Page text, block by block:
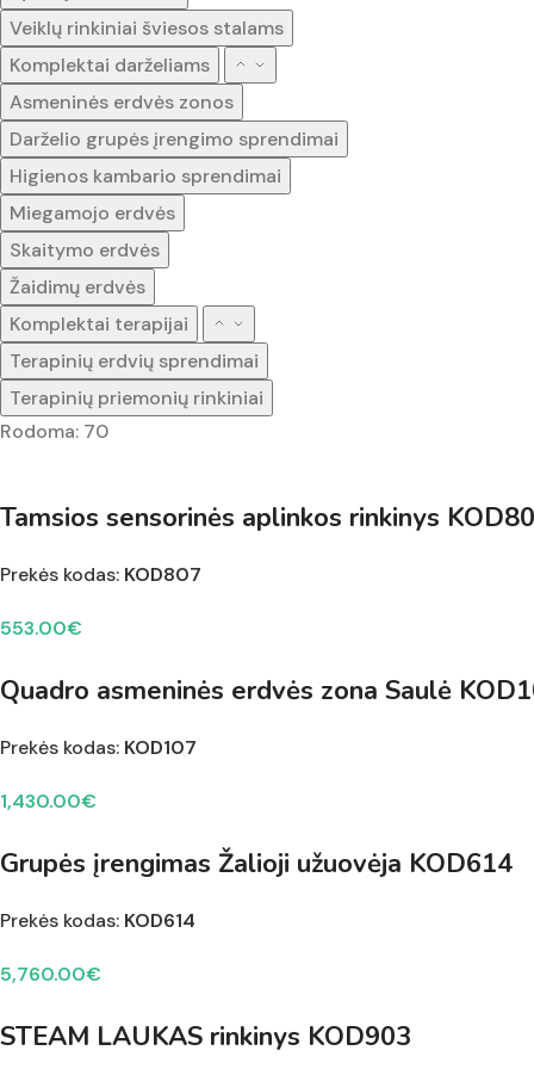
Veiklų rinkiniai šviesos stalams
Komplektai darželiams
Asmeninės erdvės zonos
Darželio grupės įrengimo sprendimai
Higienos kambario sprendimai
Miegamojo erdvės
Skaitymo erdvės
Žaidimų erdvės
Komplektai terapijai
Terapinių erdvių sprendimai
Terapinių priemonių rinkiniai
Rodoma: 70
Tamsios sensorinės aplinkos rinkinys
Prekės kodas: KOD807
553.00€
Quadro asmeninės erdvės zona Saulė
Prekės kodas: KOD107
1,430.00€
Grupės įrengimas Žalioji užuovėja KOD614
Prekės kodas: KOD614
5,760.00€
STEAM LAUKAS rinkinys KOD903